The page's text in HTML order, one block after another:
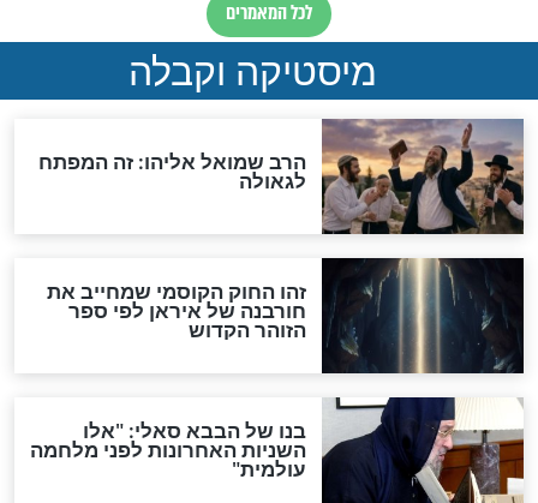
האם אפשר לחשב את הקץ?
מה יהיה בימות המשיח?
"לפני הגאולה תהיה אפיקורסות
והכחשה גדולה מאוד של
האמונה"